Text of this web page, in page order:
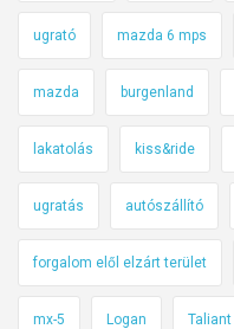
ugrató mazda 6 mps
mazda burgenland
lakatolás kiss&ride
ugratás autószállító
forgalom elől elzárt terület
mx-5 Logan Taliant